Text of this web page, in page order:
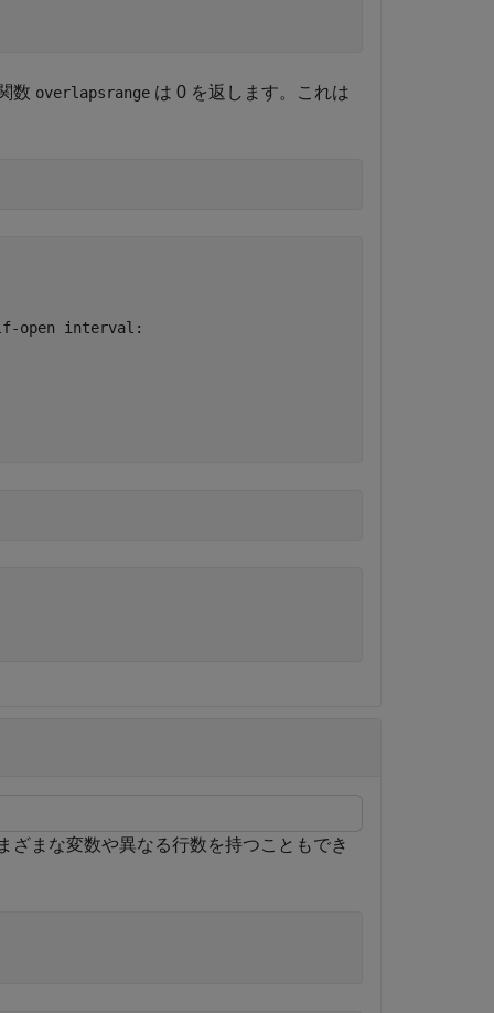
数 overlapsrange は 0 を返します。これは
ざまな変数や異なる行数を持つこともでき